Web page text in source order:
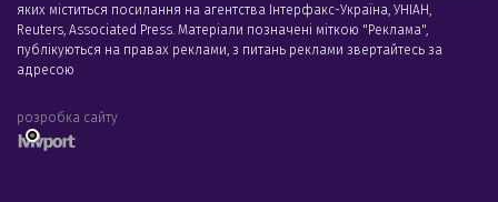
яких міститься посилання на агентства Iнтерфакс-Україна, УНIАН,
Reuters, Associated Press. Матеріали позначені міткою "Реклама",
публікуються на правах реклами, з питань реклами звертайтесь за
адресою
розробка сайту